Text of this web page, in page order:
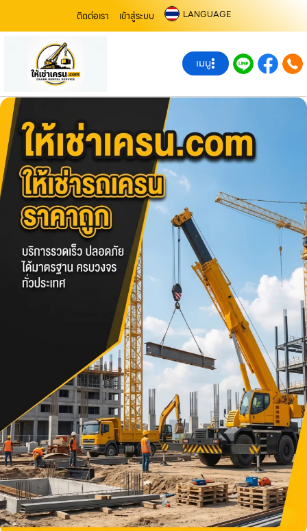
ติดต่อเรา เข้าสู่ระบบ LANGUAGE
เมนู